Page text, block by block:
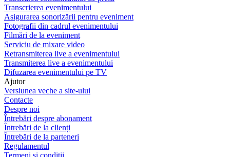
Transcrierea evenimentului
Asigurarea sonorizării pentru eveniment
Fotografii din cadrul evenimentului
Filmări de la eveniment
Serviciu de mixare video
Retransmiterea live a evenimentului
Transmiterea live a evenimentului
Difuzarea evenimentului pe TV
Ajutor
Versiunea veche a site-ului
Contacte
Despre noi
Întrebări despre abonament
Întrebări de la clienți
Întrebări de la parteneri
Regulamentul
Termeni și condiții